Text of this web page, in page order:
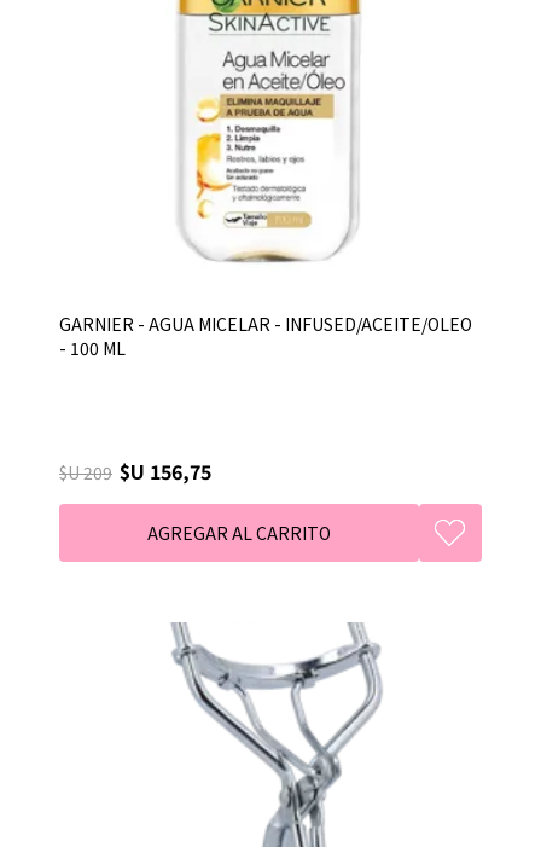
GARNIER - AGUA MICELAR - INFUSED/ACEITE/OLEO
- 100 ML
$U 209 $U 156,75